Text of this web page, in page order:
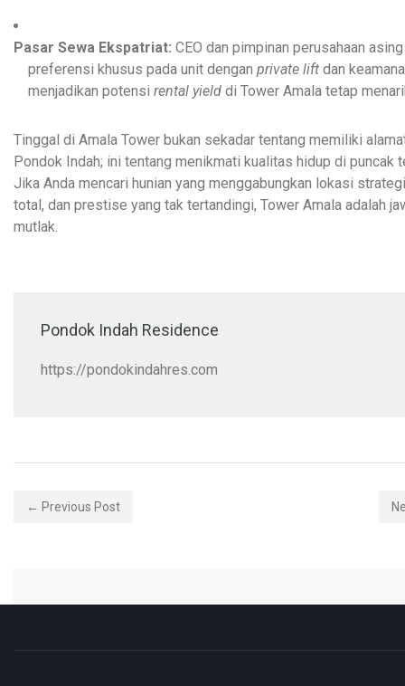
Pasar Sewa Ekspatriat: CEO dan pimpinan perusahaan
preferensi khusus pada unit dengan private lift dan
menjadikan potensi rental yield di Tower Amala tetap
Tinggal di Amala Tower bukan sekadar tentang memiliki
Pondok Indah; ini tentang menikmati kualitas hidup di puncak
Jika Anda mencari hunian yang menggabungkan lokasi
total, dan prestise yang tak tertandingi, Tower Amala adalah
mutlak.
Pondok Indah Residence
https://pondokindahres.com
← Previous Post